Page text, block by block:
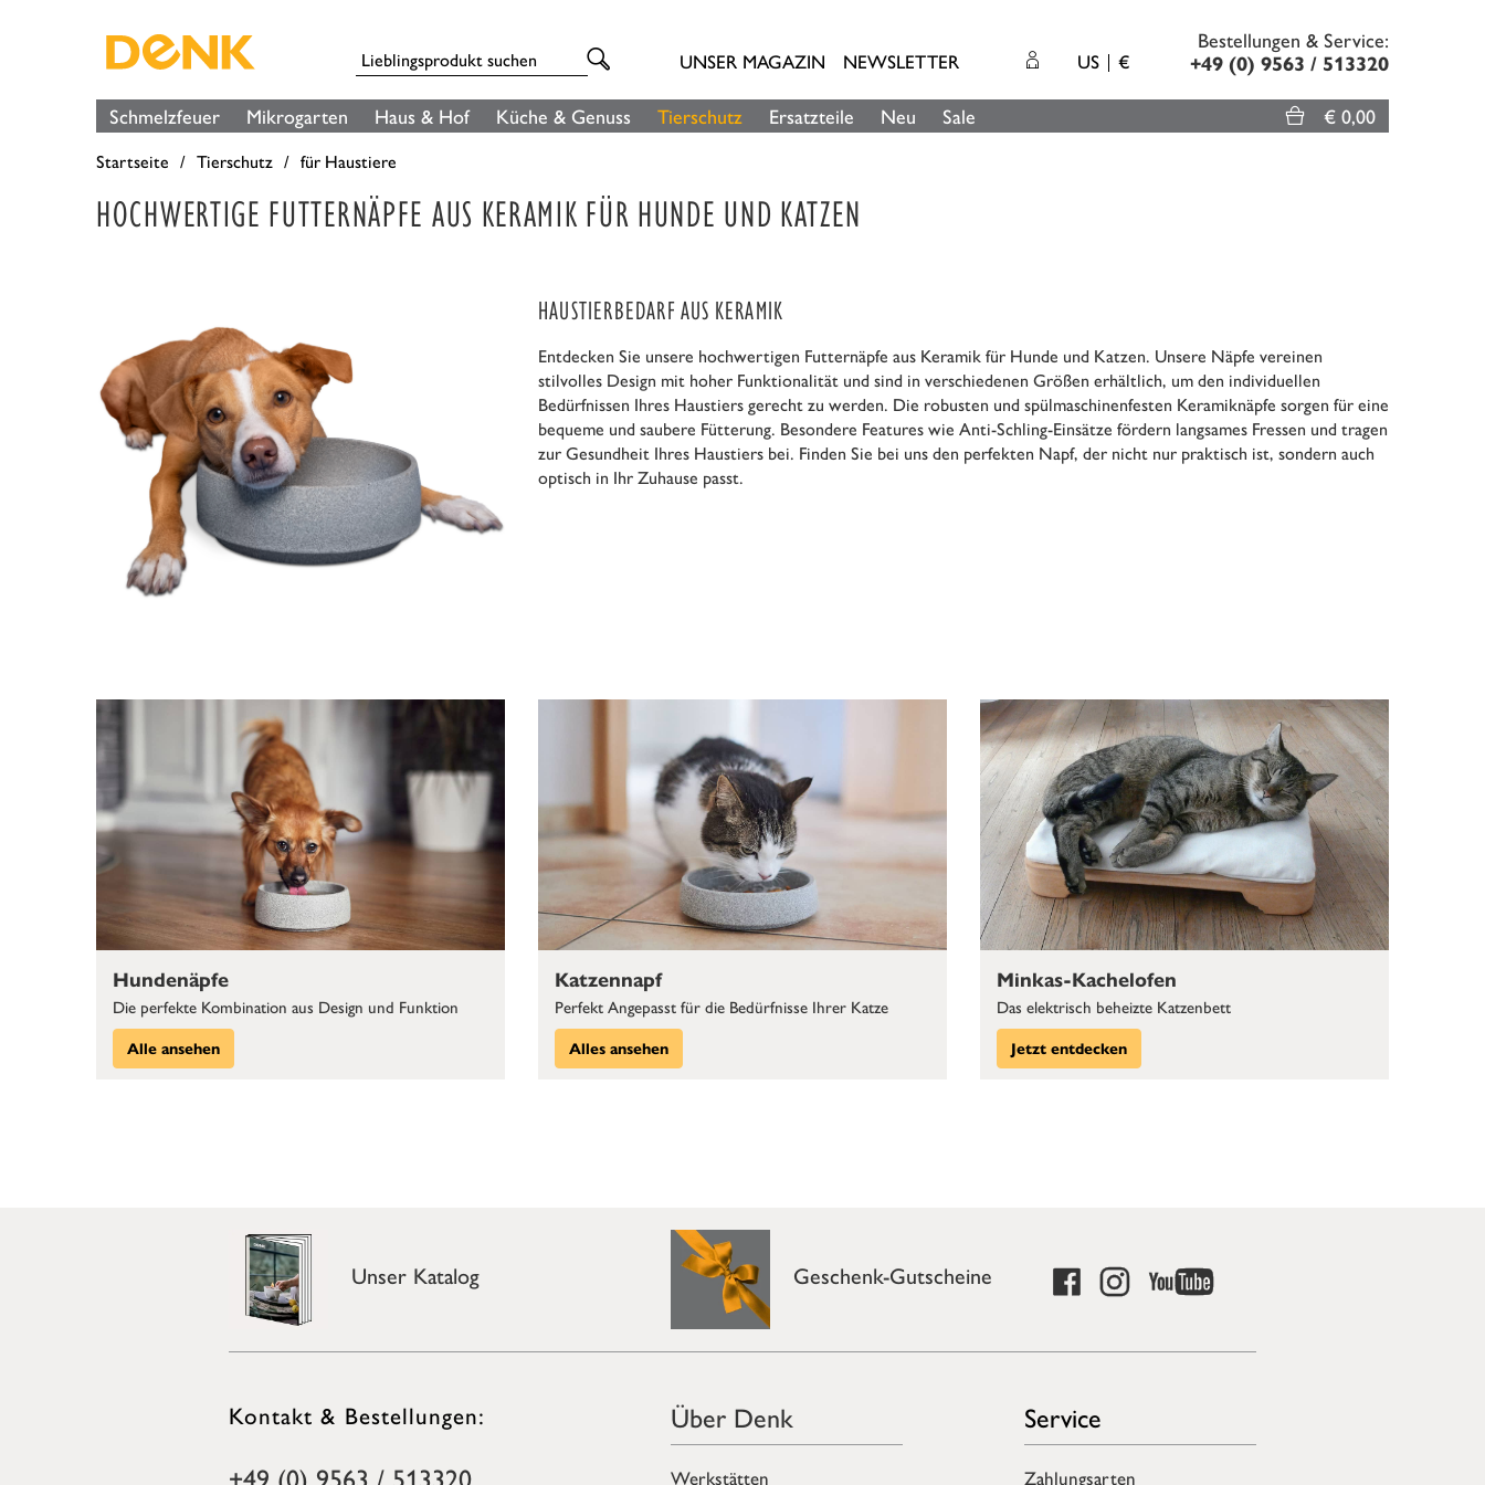
UNSER MAGAZIN NEWSLETTER US €
Bestellungen & Service:
+49 (0) 9563 / 513320
Schmelzfeuer Mikrogarten Haus & Hof Küche & Genuss Tierschutz Ersatzteile Neu Sale € 0,00
Startseite Tierschutz für Haustiere
HOCHWERTIGE FUTTERNÄPFE AUS KERAMIK FÜR HUNDE UND KATZEN
HAUSTIERBEDARF AUS KERAMIK
Entdecken Sie unsere hochwertigen Futternäpfe aus Keramik für Hunde und Katzen. Unsere Näpfe vereinen
stilvolles Design mit hoher Funktionalität und sind in verschiedenen Größen erhältlich, um den individuellen
Bedürfnissen Ihres Haustiers gerecht zu werden. Die robusten und spülmaschinenfesten Keramiknäpfe sorgen für eine
bequeme und saubere Fütterung. Besondere Features wie Anti-Schling-Einsätze fördern langsames Fressen und tragen
zur Gesundheit Ihres Haustiers bei. Finden Sie bei uns den perfekten Napf, der nicht nur praktisch ist, sondern auch
optisch in Ihr Zuhause passt.
Hundenäpfe
Die perfekte Kombination aus Design und Funktion
Alle ansehen
Katzennapf
Perfekt Angepasst für die Bedürfnisse Ihrer Katze
Alles ansehen
Minkas-Kachelofen
Das elektrisch beheizte Katzenbett
Jetzt entdecken
Unser Katalog Geschenk-Gutscheine
Kontakt & Bestellungen:
+49 (0) 9563 / 513320
Über Denk
Werkstätten
Service
Zahlungsarten